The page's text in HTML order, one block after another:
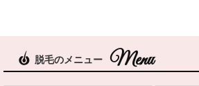
脱毛のメニュー